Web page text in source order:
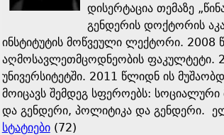
დისერტაცია თემაზე
გენდერის დოქტორის
ინსტიტუტის მოწვეული ლექტორი. 2008
აღმოსავლეთმცოდნეობის ფაკულტეტი.
უნივერსიტეტში. 2011 წლიდნ ის
მოიცავს შემდეგ სფეროებს:
და გენდერი, პოლიტიკა და გენდერი.
სტატიები (72)